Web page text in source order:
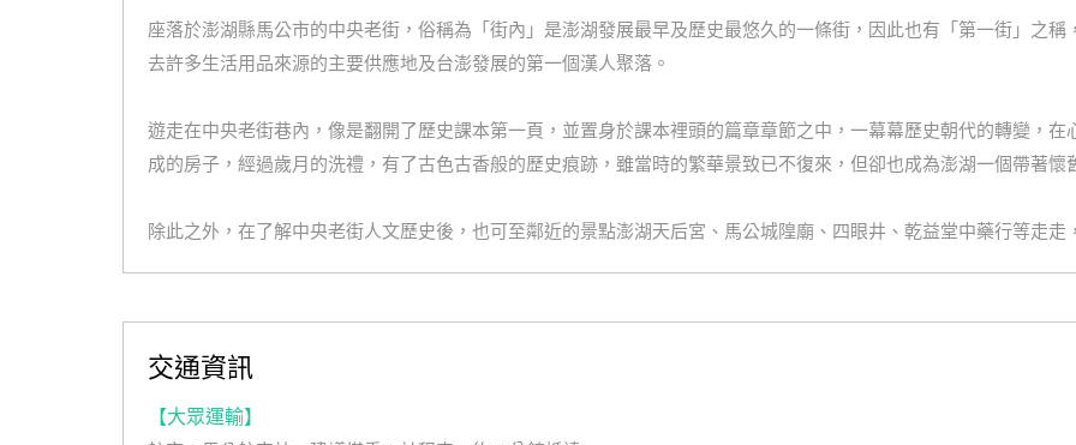
座落於澎湖縣馬公市的中央老街，俗稱為「街內」是澎湖發展最早及歷史最悠久的一條街，因此也有「第一街」之
去許多生活用品來源的主要供應地及台澎發展的第一個漢人聚落。
遊走在中央老街巷內，像是翻開了歷史課本第一頁，並置身於課本裡頭的篇章章節之中，一幕幕歷史朝代的轉變，
成的房子，經過歲月的洗禮，有了古色古香般的歷史痕跡，雖當時的繁華景致已不復來，但卻也成為澎湖一個帶著懷
除此之外，在了解中央老街人文歷史後，也可至鄰近的景點澎湖天后宮、馬公城隍廟、四眼井、乾益堂中藥行等走走
交通資訊
【大眾運輸】